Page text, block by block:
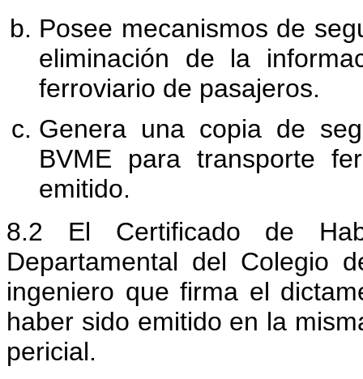
Posee mecanismos de
eliminación de la
ferroviario de pasajeros.
Genera una copia de
BVME para transporte
emitido.
8.2 El Certificado de
Departamental del Colegio
ingeniero que firma el
haber sido emitido en la
pericial.